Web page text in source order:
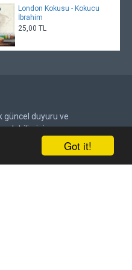
Got it!
London Kokusu - Kokucu
İbrahim
25,00 TL
güncel duyuru ve
olabilirsiniz.
Gönder